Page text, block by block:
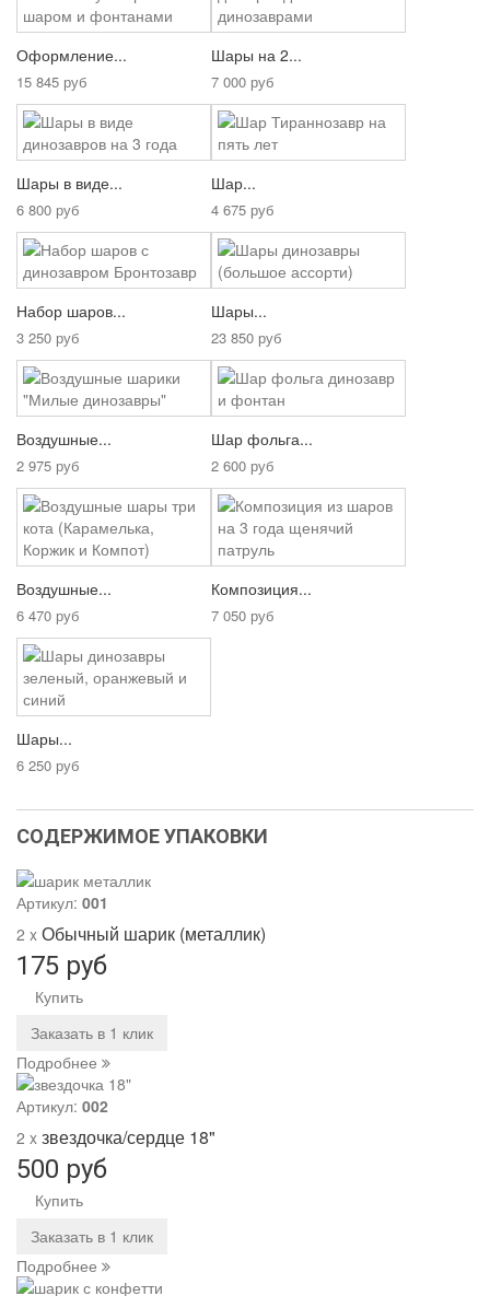
Оформление...
15 845 руб
Шары на 2...
7 000 руб
Шары в виде...
6 800 руб
Шар...
4 675 руб
Набор шаров...
3 250 руб
Шары...
23 850 руб
Воздушные...
2 975 руб
Шар фольга...
2 600 руб
Воздушные...
6 470 руб
Композиция...
7 050 руб
Шары...
6 250 руб
СОДЕРЖИМОЕ УПАКОВКИ
Артикул: 001
2 x Обычный шарик (металлик)
175 руб
Купить
Заказать в 1 клик
Подробнее
Артикул: 002
2 x звездочка/сердце 18"
500 руб
Купить
Заказать в 1 клик
Подробнее